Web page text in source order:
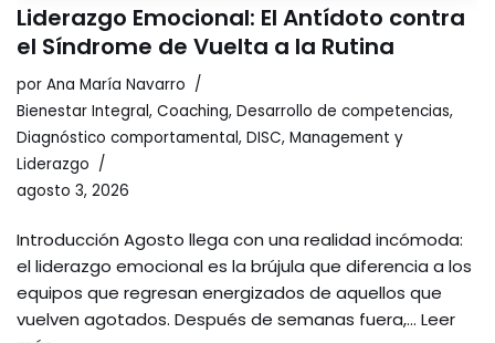
Liderazgo Emocional: El Antídoto contra
el Síndrome de Vuelta a la Rutina
por Ana María Navarro
Bienestar Integral, Coaching, Desarrollo de competencias,
Diagnóstico comportamental, DISC, Management y
Liderazgo
agosto 3, 2026
Introducción Agosto llega con una realidad incómoda:
el liderazgo emocional es la brújula que diferencia a los
equipos que regresan energizados de aquellos que
vuelven agotados. Después de semanas fuera,… Leer